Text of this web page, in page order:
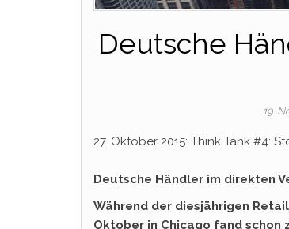
Deutsche
19.
27. Oktober 2015: Think Tank #4:
Deutsche Händler im direkten
Während der diesjährigen
Oktober in Chicago fand